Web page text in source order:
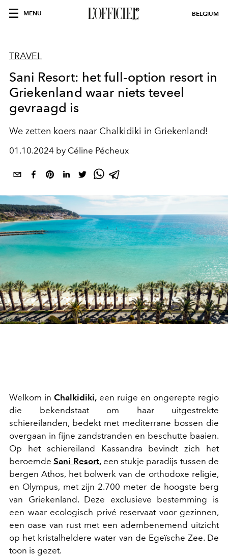
MENU BELGIUM
TRAVEL
Sani Resort: het full-option resort in
Griekenland waar niets teveel
gevraagd is
We zetten koers naar Chalkidiki in Griekenland!
01.10.2024 by Céline Pécheux
Welkom in Chalkidiki, een ruige en ongerepte regio
die bekendstaat om haar uitgestrekte
schiereilanden, bedekt met mediterrane bossen die
overgaan in fijne zandstranden en beschutte baaien.
Op het schiereiland Kassandra bevindt zich het
beroemdeSani Resort,een stukje paradijs tussen de
bergen Athos, het bolwerk van de orthodoxe religie,
en Olympus, met zijn 2.700 meter de hoogste berg
van Griekenland. Deze exclusieve bestemming is
een waar ecologisch privé reservaat voor gezinnen,
een oase van rust met een adembenemend uitzicht
op het kristalheldere water van de Egeïsche Zee. De
toon is gezet.